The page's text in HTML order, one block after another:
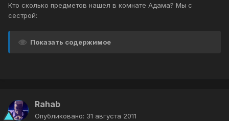
Кто сколько предметов нашел в комнате Адама? Мы с
сестрой:
Показать содержимое
Rahab
Опубликовано: 31 августа 2011